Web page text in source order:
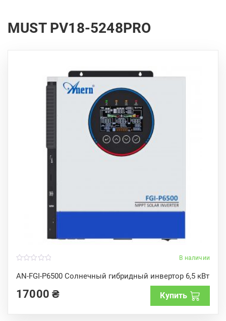
MUST PV18-5248PRO
В наличии
AN-FGI-P6500 Солнечный гибридный инвертор 6,5 кВт
o
u
o
17000₴ Купить